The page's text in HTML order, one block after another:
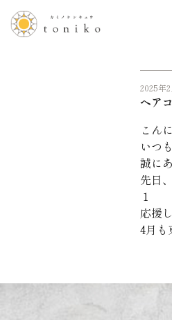
2025年2
ヘア
こん
いつ
誠に
先日
１
応援
4月も